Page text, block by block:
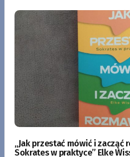
„Jak przestać mówić i zacząć
Sokrates w praktyce” Elke